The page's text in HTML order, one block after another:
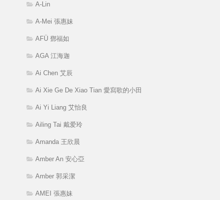
A-Lin
A-Mei 張惠妹
AFÜ 鄧福如
AGA 江海迦
Ai Chen 艾辰
Ai Xie Ge De Xiao Tian 愛寫歌的小田
Ai Yi Liang 艾怡良
Ailing Tai 戴爱玲
Amanda 王欣晨
Amber An 安心亞
Amber 郭采潔
AMEI 張惠妹